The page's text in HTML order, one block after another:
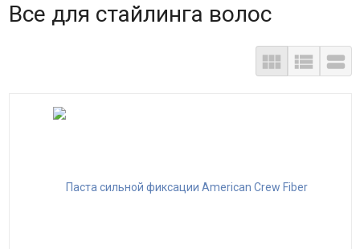
Все для стайлинга волос